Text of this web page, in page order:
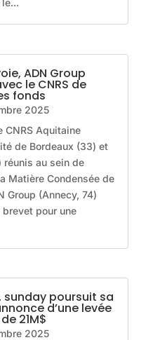
ADN Group
le CNRS de
fonds
2025
CNRS Aquitaine
de Bordeaux (33) et
réunis au sein de
Matière Condensée de
Group (Annecy, 74)
pour une
sunday poursuit sa
d’une levée
21M$
2025